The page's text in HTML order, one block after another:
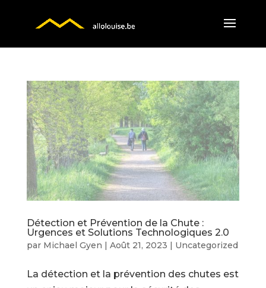
Détection et Prévention de la Chute :
Urgences et Solutions Technologiques 2.0
par Michael Gyen | Août 21, 2023 | Uncategorized
La détection et la prévention des chutes est